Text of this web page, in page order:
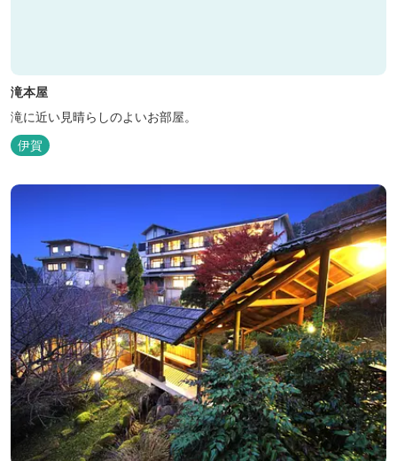
滝本屋
滝に近い見晴らしのよいお部屋。
伊賀